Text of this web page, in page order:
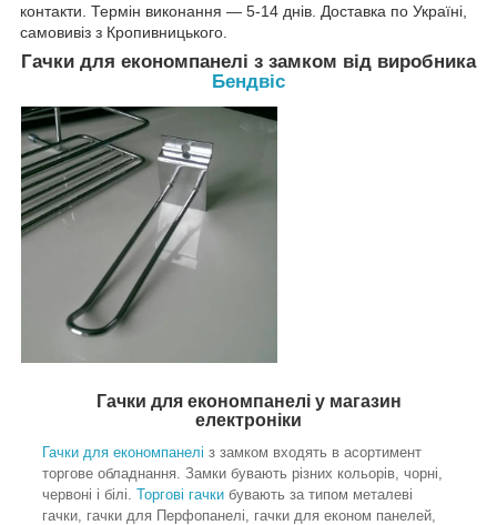
контакти. Термін виконання — 5-14 днів. Доставка по Україні,
самовивіз з Кропивницького.
Гачки для економпанелі з замком від виробника
Бендвіс
Гачки для економпанелі у магазин
електроніки
Гачки для економпанелі з замком входять в асортимент
торгове обладнання. Замки бувають різних кольорів, чорні,
червоні і білі. Торгові гачки бувають за типом металеві
гачки, гачки для Перфопанелі, гачки для економ панелей,